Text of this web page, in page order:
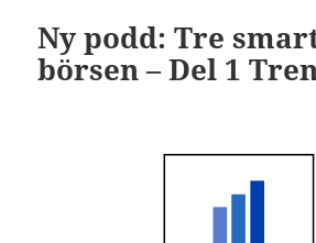
Ny podd: Tre
börsen – Del 1